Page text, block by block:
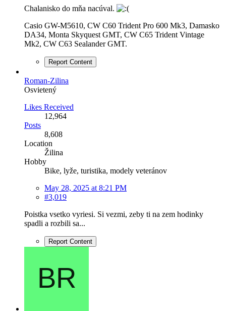
Chalanisko do mňa nacúval.
Casio GW-M5610, CW C60 Trident Pro 600 Mk3, Damasko
DA34, Monta Skyquest GMT, CW C65 Trident Vintage
Mk2, CW C63 Sealander GMT.
Report Content
Roman-Zilina
Osvietený
Likes Received
12,964
Posts
8,608
Location
Žilina
Hobby
Bike, lyže, turistika, modely veteránov
May 28, 2025 at 8:21 PM
#3,019
Poistka vsetko vyriesi. Si vezmi, zeby ti na zem hodinky
spadli a rozbili sa...
Report Content